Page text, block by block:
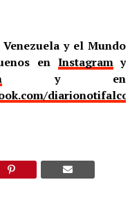
y el Mundo
en Instagramy
y en